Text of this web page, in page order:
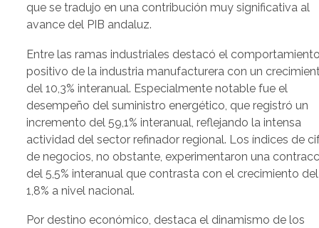
que se tradujo en una contribución muy significativa al
avance del PIB andaluz.
Entre las ramas industriales destacó el
positivo de la industria manufacturera con un
del 10,3% interanual. Especialmente notable fue el
desempeño del suministro energético, que registró un
incremento del 59,1% interanual, reflejando la intensa
actividad del sector refinador regional. Los índices de
de negocios, no obstante, experimentaron una
del 5,5% interanual que contrasta con el crecimiento del
1,8% a nivel nacional.
Por destino económico, destaca el dinamismo de los